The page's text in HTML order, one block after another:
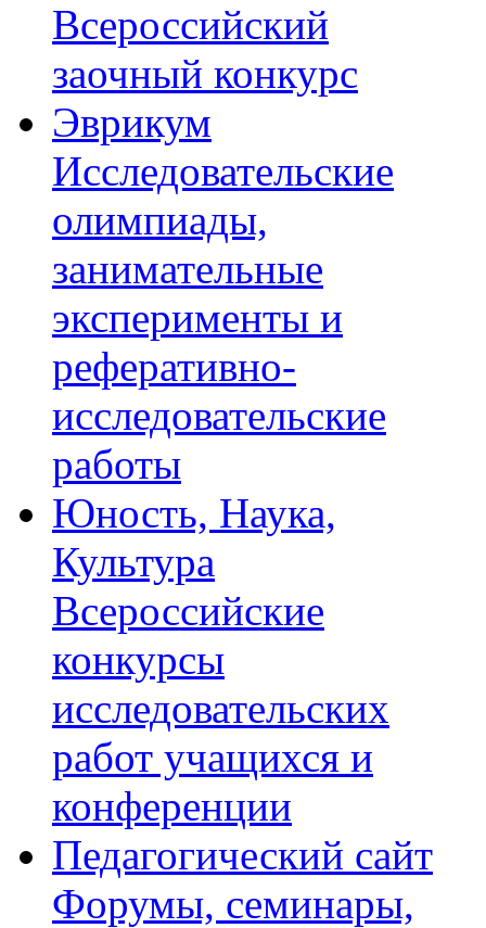
Всероссийский
заочный конкурс
Эврикум
Исследовательские
олимпиады,
занимательные
эксперименты и
реферативно-
исследовательские
работы
Юность, Наука,
Культура
Всероссийские
конкурсы
исследовательских
работ учащихся и
конференции
Педагогический сайт
Форумы, семинары,